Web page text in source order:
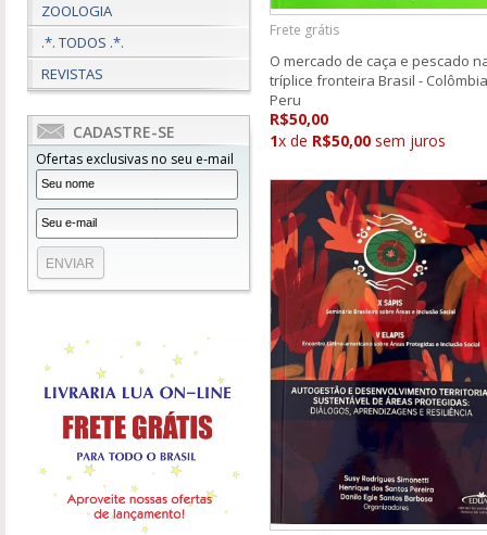
ZOOLOGIA
.*. TODOS .*.
REVISTAS
CADASTRE-SE
Ofertas exclusivas no seu e-mail
Frete grátis
O mercado de caça e pescado
tríplice fronteira Brasil -
Peru
R$50,00
1x de R$50,00 sem juros